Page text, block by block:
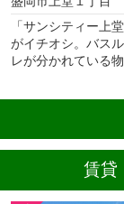
「サンシティー上
がイチオシ。バス
レが分かれている物
賃貸